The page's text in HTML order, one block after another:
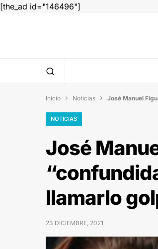
[the_ad id="146496"]
Inicio  Noticias  José Manuel
NOTICIAS
José
llamarlo
23 DICIEMBRE, 2021